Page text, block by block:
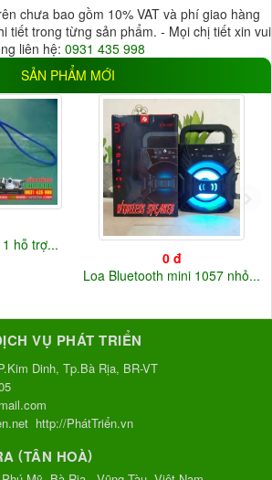
ĐIỆN ÁP
12V(37)
Điện áp khác
chưa bao gồm 10% VAT và phí giao hàng
tiết trong từng sản phẩm. - Mọi chị tiết xin vui
liên hệ: 0931 435 998
SẢN PHẨM MỚI
hỗ trợ...
0 đ
Loa Bluetooth mini 1057 nhỏ...
VỤ PHÁT TRIỂN
Dinh, Tp.Bà Rịa, BR-VT
http://PhátTriển.vn
(TÂN HOÀ)